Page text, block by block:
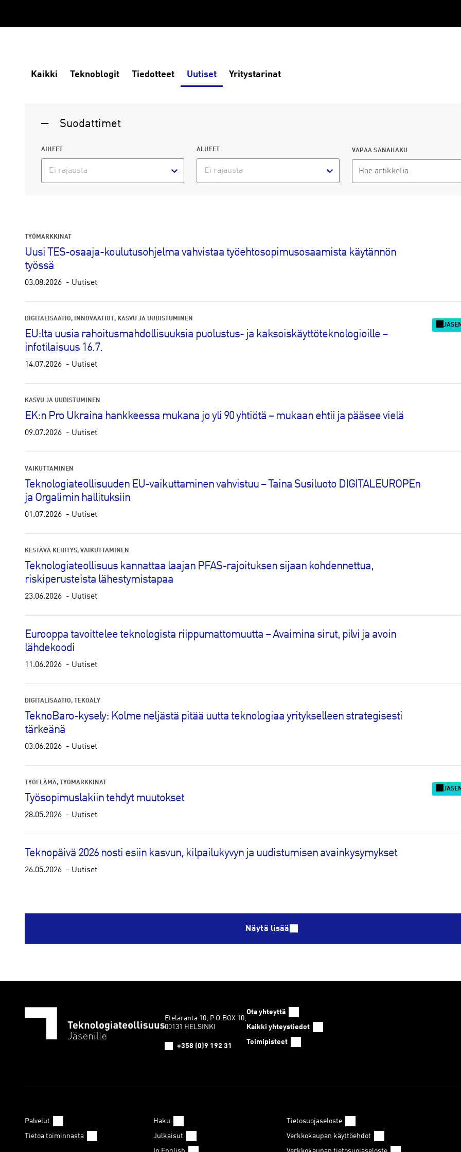
Kaikki Teknoblogit Tiedotteet Uutiset Yritystarinat
Suodattimet
AIHEET
Ei rajausta
ALUEET
Ei rajausta
VAPAA SANAHAKU
TYÖMARKKINAT
Uusi TES-osaaja-koulutusohjelma vahvistaa työehtosopimusosaamista käytännön
työssä
03.08.2026 Uutiset
DIGITALISAATIO INNOVAATIOT KASVU JA UUDISTUMINEN
EU:lta uusia rahoitusmahdollisuuksia puolustus- ja kaksoiskäyttöteknologioille –
infotilaisuus 16.7.
14.07.2026 Uutiset
KASVU JA UUDISTUMINEN
EK:n Pro Ukraina hankkeessa mukana jo yli 90 yhtiötä – mukaan ehtii ja pääsee vielä
09.07.2026 Uutiset
VAIKUTTAMINEN
Teknologiateollisuuden EU-vaikuttaminen vahvistuu – Taina Susiluoto DIGITALEUROPEn
ja Orgalimin hallituksiin
01.07.2026 Uutiset
KESTÄVÄ KEHITYS VAIKUTTAMINEN
Teknologiateollisuus kannattaa laajan PFAS-rajoituksen sijaan kohdennettua,
riskiperusteista lähestymistapaa
23.06.2026 Uutiset
Eurooppa tavoittelee teknologista riippumattomuutta – Avaimina sirut, pilvi ja avoin
lähdekoodi
11.06.2026 Uutiset
DIGITALISAATIO TEKOÄLY
TeknoBaro-kysely: Kolme neljästä pitää uutta teknologiaa yritykselleen strategisesti
tärkeänä
03.06.2026 Uutiset
TYÖELÄMÄ TYÖMARKKINAT
Työsopimuslakiin tehdyt muutokset
28.05.2026 Uutiset
Teknopäivä 2026 nosti esiin kasvun, kilpailukyvyn ja uudistumisen avainkysymykset
26.05.2026 Uutiset
Näytä lisää
Eteläranta 10, P.O.BOX 10,
00131 HELSINKI
+358 (0)9 192 31
Ota yhteyttä
Kaikki yhteystiedot
Toimipisteet
Palvelut
Tietoa toiminnasta
Haku
Julkaisut
Tietosuojaseloste
Verkkokaupan käyttöehdot